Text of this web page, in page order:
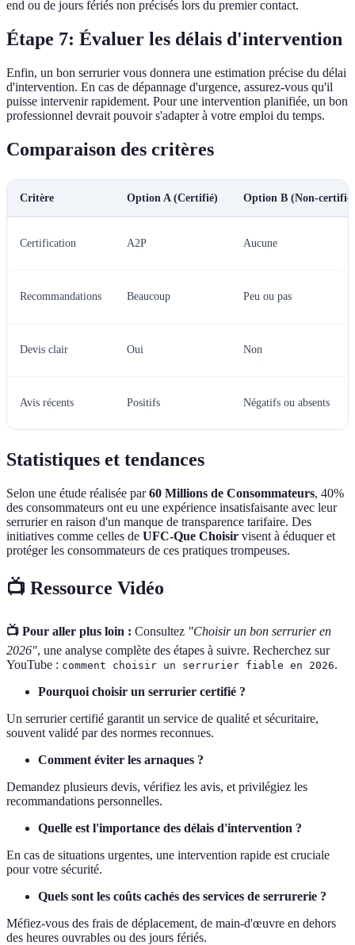
end ou de jours fériés non précisés lors du premier contact.
Étape 7: Évaluer les délais d'intervention
Enfin, un bon serrurier vous donnera une estimation précise du délai
d'intervention. En cas de dépannage d'urgence, assurez-vous qu'il
puisse intervenir rapidement. Pour une intervention planifiée, un bon
professionnel devrait pouvoir s'adapter à votre emploi du temps.
Comparaison des critères
Critère Option A (Certifié) Option B (Non-certifié)
Certification A2P Aucune
Recommandations Beaucoup Peu ou pas
Devis clair Oui Non
Avis récents Positifs Négatifs ou absents
Statistiques et tendances
Selon une étude réalisée par60 Millions de Consommateurs, 40%
des consommateurs ont eu une expérience insatisfaisante avec leur
serrurier en raison d'un manque de transparence tarifaire. Des
initiatives comme celles de UFC-Que Choisir visent à éduquer et
protéger les consommateurs de ces pratiques trompeuses.
📺 Ressource Vidéo
📺 Pour aller plus loin : Consultez "Choisir un bon serrurier en
2026", une analyse complète des étapes à suivre. Recherchez sur
YouTube : comment choisir un serrurier fiable en 2026.
Pourquoi choisir un serrurier certifié ?
Un serrurier certifié garantit un service de qualité et sécuritaire,
souvent validé par des normes reconnues.
Comment éviter les arnaques ?
Demandez plusieurs devis, vérifiez les avis, et privilégiez les
recommandations personnelles.
Quelle est l'importance des délais d'intervention ?
En cas de situations urgentes, une intervention rapide est cruciale
pour votre sécurité.
Quels sont les coûts cachés des services de serrurerie ?
Méfiez-vous des frais de déplacement, de main-d'œuvre en dehors
des heures ouvrables ou des jours fériés.